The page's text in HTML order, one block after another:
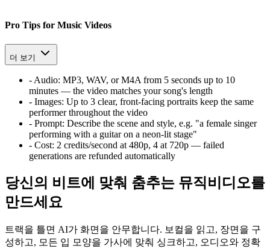
Pro Tips for Music Videos
더 보기
- Audio: MP3, WAV, or M4A from 5 seconds up to 10
minutes — the video matches your song's length
- Images: Up to 3 clear, front-facing portraits keep the same
performer throughout the video
- Prompt: Describe the scene and style, e.g. "a female singer
performing with a guitar on a neon-lit stage"
- Cost: 2 credits/second at 480p, 4 at 720p — failed
generations are refunded automatically
당신의 비트에 맞춰 춤추는 뮤직비디오를
만드세요
트랙을 틀면 AI가 화면을 안무합니다. 보컬을 읽고, 장면을 구
성하고, 모든 입 모양을 가사에 맞춰 싱크하고, 오디오와 정확